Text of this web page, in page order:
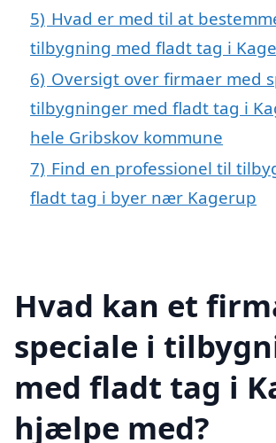
5) Hvad er med til at
tilbygning med fladt tag i
6) Oversigt over firmaer med
tilbygninger med fladt tag i
hele Gribskov kommune
7) Find en professionel til
fladt tag i byer nær Kagerup
Hvad kan et
speciale i
med fladt tag i
hjælpe med?